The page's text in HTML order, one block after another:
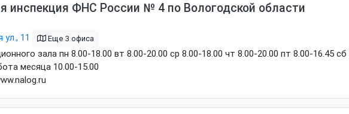
инспекция ФНС России № 4 по Вологодской области
11 Еще 3 офиса
зала пн 8.00-18.00 вт 8.00-20.00 ср 8.00-18.00 чт 8.00-20.00 пт 8.00-16.45 сб
месяца 10.00-15.00